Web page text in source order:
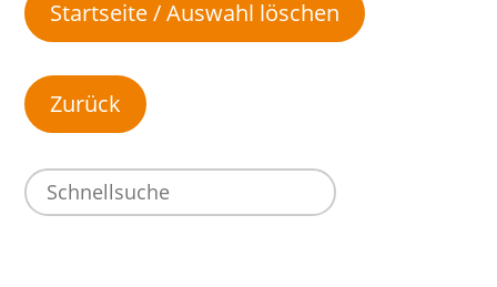
Startseite / Auswahl löschen